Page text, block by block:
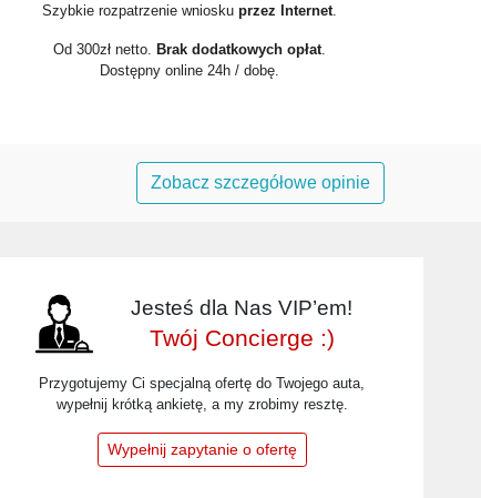
Szybkie rozpatrzenie wnioskuprzez Internet
Od 300zł netto. Brak dodatkowych opłat
Dostępny online 24h / dobę.
Zobacz szczegółowe opinie
Jesteś dla Nas VIP’em!
Twój Concierge :)
Przygotujemy Ci specjalną ofertę do Twojego auta,
wypełnij krótką ankietę, a my zrobimy resztę.
Wypełnij zapytanie o ofertę